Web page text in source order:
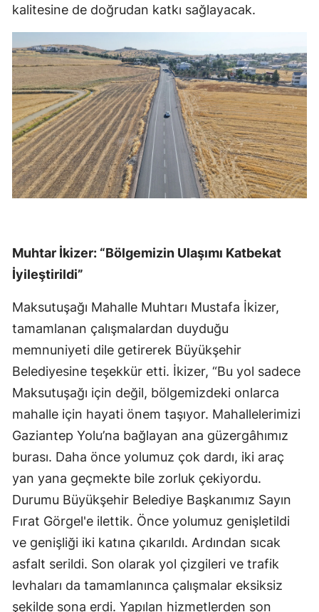
kalitesine de doğrudan katkı sağlayacak.
Muhtar İkizer: “Bölgemizin Ulaşımı Katbekat
İyileştirildi”
Maksutuşağı Mahalle Muhtarı Mustafa İkizer,
tamamlanan çalışmalardan duyduğu
memnuniyeti dile getirerek Büyükşehir
Belediyesine teşekkür etti. İkizer, “Bu yol sadece
Maksutuşağı için değil, bölgemizdeki onlarca
mahalle için hayati önem taşıyor. Mahallelerimizi
Gaziantep Yolu’na bağlayan ana güzergâhımız
burası. Daha önce yolumuz çok dardı, iki araç
yan yana geçmekte bile zorluk çekiyordu.
Durumu Büyükşehir Belediye Başkanımız Sayın
Fırat Görgel'e ilettik. Önce yolumuz genişletildi
ve genişliği iki katına çıkarıldı. Ardından sıcak
asfalt serildi. Son olarak yol çizgileri ve trafik
levhaları da tamamlanınca çalışmalar eksiksiz
şekilde sona erdi. Yapılan hizmetlerden son